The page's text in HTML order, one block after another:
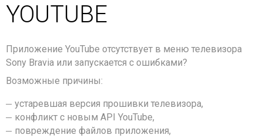
YOUTUBE
Приложение YouTube отсутствует в меню телевизора
Sony Bravia или запускается с ошибками?
Возможные причины:
устаревшая версия прошивки телевизора,
конфликт с новым API YouTube,
повреждение файлов приложения,